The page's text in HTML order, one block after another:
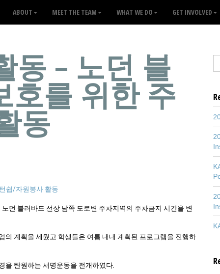
ABOUT MEET THE TEAM WHAT WE DO GET INVOLVED
동 – 노던 블
호를 위한 주
동
쉽/자원봉사 활동
던 블러바드 선상 남쪽 도로변 주차지역의 주차금지 시간을 변
의 계획을 세웠고 학생들은 여름 내내 계획된 프로그램을 진행하
을 탄원하는 서명운동을 전개하였다.